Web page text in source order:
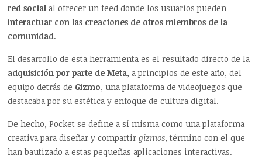
red social al ofrecer un feed donde los usuarios pueden
interactuar con las creaciones de otros miembros de la
comunidad.
El desarrollo de esta herramienta es el resultado directo de la
adquisición por parte de Meta, a principios de este año, del
equipo detrás de Gizmo, una plataforma de videojuegos que
destacaba por su estética y enfoque de cultura digital.
De hecho, Pocket se define a sí misma como una plataforma
creativa para diseñar y compartirgizmos, término con el que
han bautizado a estas pequeñas aplicaciones interactivas.